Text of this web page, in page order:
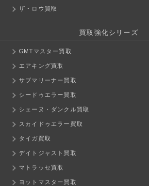
ザ・ロウ買取
買取強化シリーズ
GMTマスター買取
エアキング買取
サブマリーナー買取
シードゥエラー買取
シェーヌ・ダンクル買取
スカイドゥエラー買取
タイガ買取
デイトジャスト買取
マトラッセ買取
ヨットマスター買取